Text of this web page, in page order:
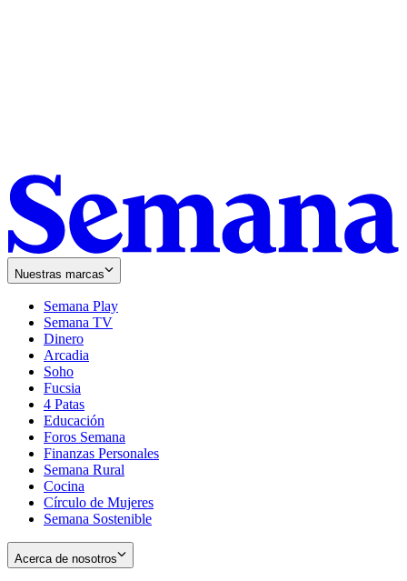
Nuestras marcas
Semana Play
Semana TV
Dinero
Arcadia
Soho
in
new
window
Fucsia
in
new
window
4 Patas
Educación
Foros Semana
Finanzas Personales
Semana Rural
Cocina
Círculo de Mujeres
Semana Sostenible
Acerca de nosotros